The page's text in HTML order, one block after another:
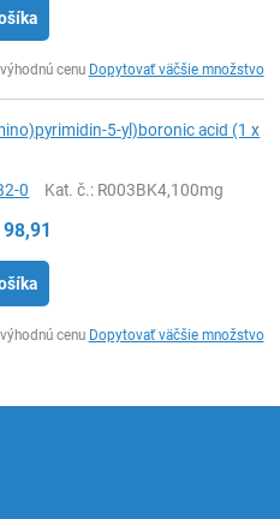
cenu Dopytovať väčšie množstvo
5-yl)boronic acid (1 x
0 Kat. č.: R003BK4,100mg
98,91
cenu Dopytovať väčšie množstvo